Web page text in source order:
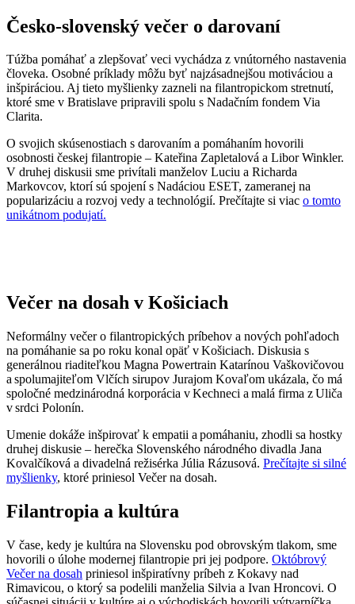
Česko-slovenský večer o darovaní
Túžba pomáhať a zlepšovať veci vychádza z vnútorného nastavenia
človeka. Osobné príklady môžu byť najzásadnejšou motiváciou a
inšpiráciou. Aj tieto myšlienky zazneli na filantropickom stretnutí,
ktoré sme v Bratislave pripravili spolu s Nadačním fondem Via
Clarita.
O svojich skúsenostiach s darovaním a pomáhaním hovorili
osobnosti českej filantropie – Kateřina Zapletalová a Libor Winkler.
V druhej diskusii sme privítali manželov Luciu a Richarda
Markovcov, ktorí sú spojení s Nadáciou ESET, zameranej na
popularizáciu a rozvoj vedy a technológií. Prečítajte si viac o tomto
unikátnom podujatí.
Večer na dosah v Košiciach
Neformálny večer o filantropických príbehov a nových pohľadoch
na pomáhanie sa po roku konal opäť v Košiciach. Diskusia s
generálnou riaditeľkou Magna Powertrain Katarínou Vaškovičovou
a spolumajiteľom Vlčích sirupov Jurajom Kovaľom ukázala, čo má
spoločné medzinárodná korporácia v Kechneci a malá firma z Uliča
v srdci Polonín.
Umenie dokáže inšpirovať k empatii a pomáhaniu, zhodli sa hostky
druhej diskusie – herečka Slovenského národného divadla Jana
Kovalčíková a divadelná režisérka Júlia Rázusová. Prečítajte si silné
myšlienky, ktoré priniesol Večer na dosah.
Filantropia a kultúra
V čase, kedy je kultúra na Slovensku pod obrovským tlakom, sme
hovorili o úlohe modernej filantropie pri jej podpore. Októbrový
Večer na dosah priniesol inšpiratívny príbeh z Kokavy nad
Rimavicou, o ktorý sa podelili manželia Silvia a Ivan Hroncovi. O